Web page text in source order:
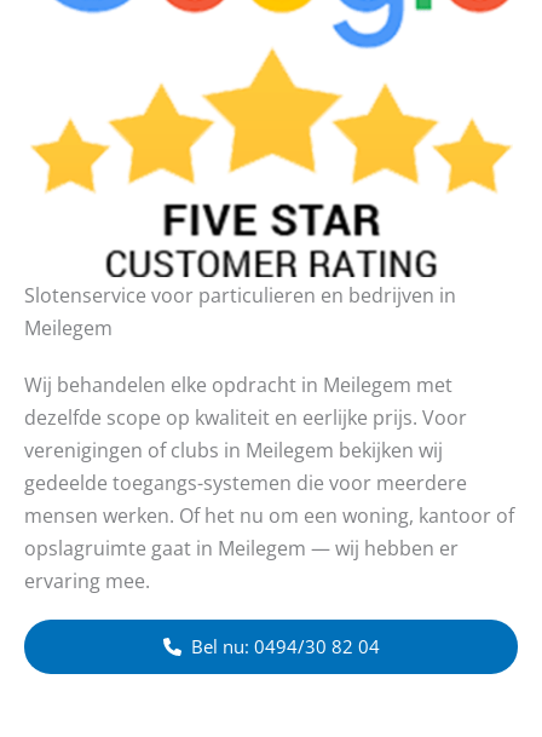
Slotenservice voor particulieren en bedrijven in
Meilegem
Wij behandelen elke opdracht in Meilegem met
dezelfde scope op kwaliteit en eerlijke prijs. Voor
verenigingen of clubs in Meilegem bekijken wij
gedeelde toegangs-systemen die voor meerdere
mensen werken. Of het nu om een woning, kantoor of
opslagruimte gaat in Meilegem — wij hebben er
ervaring mee.
Bel nu: 0494/30 82 04